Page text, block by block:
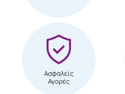
Ασφαλείς
Αγορές